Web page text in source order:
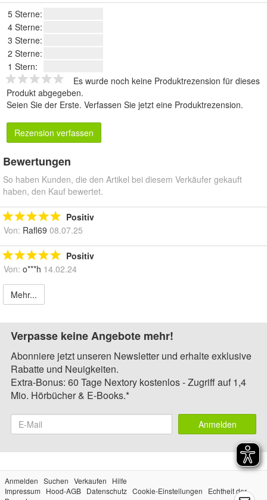
5 Sterne:
4 Sterne:
3 Sterne:
2 Sterne:
1 Stern:
Es wurde noch keine Produktrezension für dieses
Produkt abgegeben.
Seien Sie der Erste. Verfassen Sie jetzt eine Produktrezension.
Rezension verfassen
Bewertungen
So haben Kunden, die den Artikel bei diesem Verkäufer gekauft
haben, den Kauf bewertet.
Positiv
Von: Rafl69 08.07.25
Positiv
Von: o***h 14.02.24
Mehr...
Verpasse keine Angebote mehr!
Abonniere jetzt unseren Newsletter und erhalte exklusive
Rabatte und Neuigkeiten.
Extra-Bonus: 60 Tage Nextory kostenlos - Zugriff auf 1,4
Mio. Hörbücher & E-Books.*
Anmelden
Anmelden Suchen Verkaufen
Hilfe
Impressum
Hood-AGB Datenschutz Cookie-Einstellungen
Echtheit der